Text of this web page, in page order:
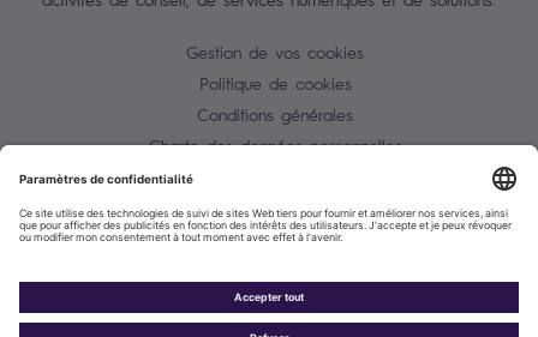
Gestion de vos cookies
Politique de cookies
Conditions générales
Charte des données personnelles
Alerte Tentative d'escroquerie / usurpation d'identité
Plan du site
Contactez-nous